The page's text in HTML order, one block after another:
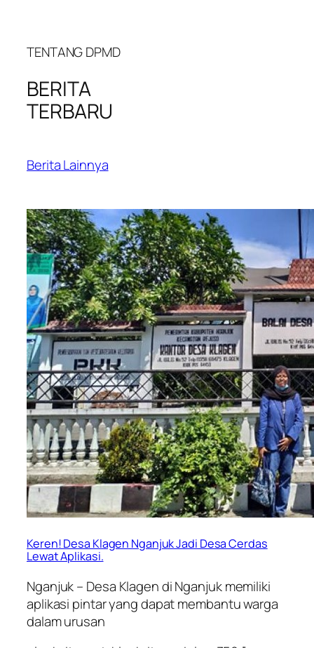
TENTANG DPMD
BERITA
TERBARU
Berita Lainnya
Keren! Desa Klagen Nganjuk Jadi Desa Cerdas
Lewat Aplikasi.
Nganjuk – Desa Klagen di Nganjuk memiliki
aplikasi pintar yang dapat membantu warga
dalam urusan